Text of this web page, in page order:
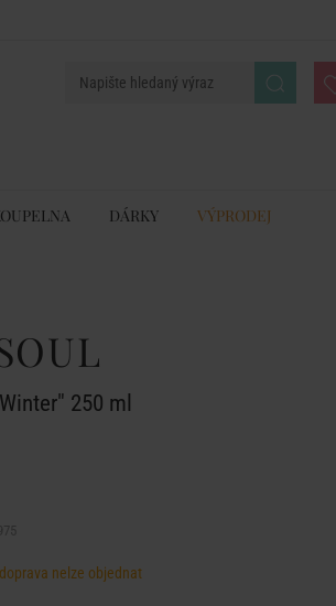
DÁRKY VÝPRODEJ
250 ml
nelze objednat